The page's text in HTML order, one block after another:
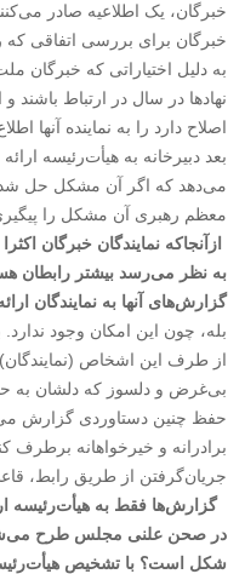
خبرگان، یک اطلاعیه صادر
خبرگان برای بررسی اتفاقی
به دلیل اختیاراتی که خبرگان
نهادها در سال در ارتباط باشند و
اصلاح دارد را به نماینده آنها
بعد دبیرخانه به هیأت‌رئیسه
می‌دهد که اگر آن مشکل حل شد
معظم رهبری آن مشکل را
ازآنجا‌که نمایندگان خبرگان
به نظر می‌رسد بیشتر رابطان
گزارش‌های آنها به نمایندگان
بله، چون این امکان وجود ندارد.
از طرف این اشخاص (نمایندگان)
بی‌غرض و دلسوز که دلشان به
حفظ چنین دستاوردی گزارش
برادرانه و خیرخواهانه برطرف
جریان‌گرفتن از طریق رابط،
گزارش‌ها فقط به هیأت‌رئیسه
در صحن علنی مجلس طرح
شکل است؟ با تشخیص